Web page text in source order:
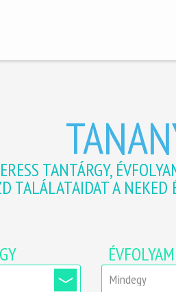
TANTÁRGY,
TALÁLATAIDAT A NEKED
ÉVFOLYAM